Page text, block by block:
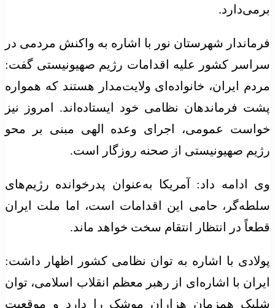
برمی‌دارد.
فرماندار شهرستان نور با اشاره به واکنش مردمی در
سراسر کشور علیه اقدامات رژیم صهیونیستی گفت:
مردم ایران، خانواده‌ای ولایت‌مدار هستند که همواره
پشت فرماندهان نظامی خود ایستاده‌اند. امروز نیز
خواست عمومی، اجرای وعده الهی مبنی بر محو
رژیم صهیونیستی از صحنه روزگار است.
وی ادامه داد: آمریکا به‌عنوان پدرخوانده رژیم‌های
سلطه‌گر، حامی این اقدامات است، اما ملت ایران
قطعاً در انتظار انتقام سخت خواهد ماند.
پولادی با اشاره به توان نظامی کشور اظهار داشت:
ایران با اشاره‌ای از رهبر معظم انقلاب اسلامی، توان
شلیک همزمان هزاران موشک را دارد و موقعیت